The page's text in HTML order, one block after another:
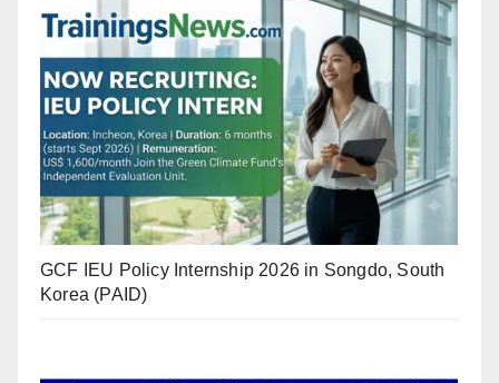
GCF IEU Policy Internship 2026 in Songdo, South
Korea (PAID)